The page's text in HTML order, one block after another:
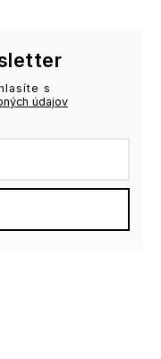
s
údajov